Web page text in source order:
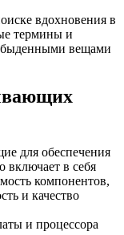
вдохновения в
термины и
вещами
для обеспечения
включает в себя
компонентов,
и качество
и процессора